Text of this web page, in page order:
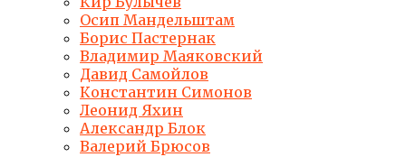
Осип Мандельштам
Борис Пастернак
Владимир Маяковский
Давид Самойлов
Константин Симонов
Леонид Яхин
Александр Блок
Валерий Брюсов